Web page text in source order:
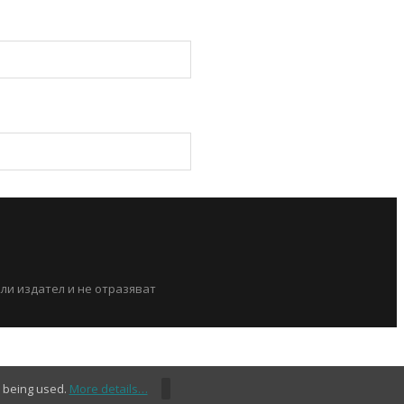
издател и не отразяват
used. More details…